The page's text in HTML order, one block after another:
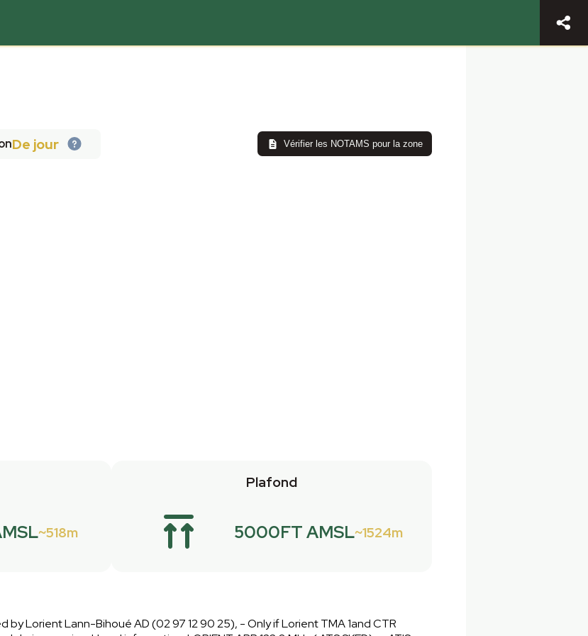
De jour Vérifier les NOTAMS pour la zone
518m
Plafond
5000FT AMSL 1524m
by Lorient Lann-Bihoué AD (02 97 12 90 25), - Only if Lorient TMA 1and CTR